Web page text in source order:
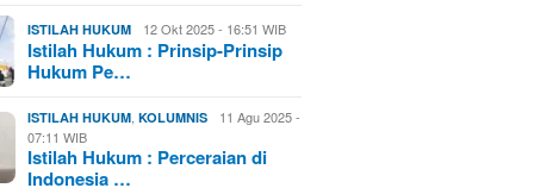
ISTILAH HUKUM 12 Okt 2025 - 16:51 WIB
Istilah Hukum : Prinsip-Prinsip
Hukum Pe…
ISTILAH HUKUM ,KOLUMNIS
11 Agu 2025 -
07:11 WIB
Istilah Hukum : Perceraian di
Indonesia …